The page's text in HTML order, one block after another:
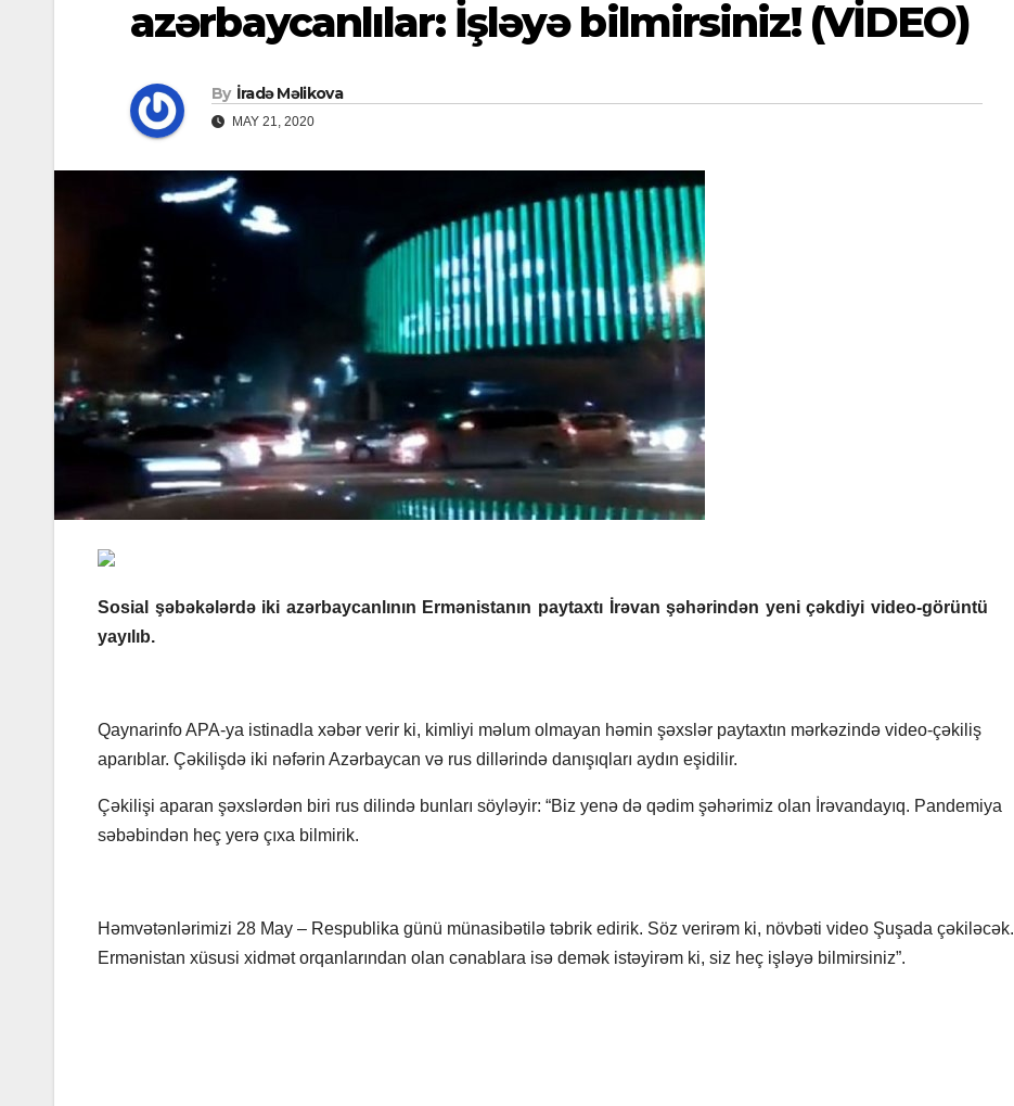
azərbaycanlılar: İşləyə bilmirsiniz! (VİDEO)
By İradə Məlikova
MAY 21, 2020
Sosial şəbəkələrdə iki azərbaycanlının Ermənistanın paytaxtı İrəvan şəhərindən yeni çəkdiyi video-görüntü
yayılıb.
Qaynarinfo APA-ya istinadla xəbər verir ki, kimliyi məlum olmayan həmin şəxslər paytaxtın mərkəzində video-çəkiliş
aparıblar. Çəkilişdə iki nəfərin Azərbaycan və rus dillərində danışıqları aydın eşidilir.
Çəkilişi aparan şəxslərdən biri rus dilində bunları söyləyir: “Biz yenə də qədim şəhərimiz olan İrəvandayıq. Pandemiya
səbəbindən heç yerə çıxa bilmirik.
Həmvətənlərimizi 28 May – Respublika günü münasibətilə təbrik edirik. Söz verirəm ki, növbəti video Şuşada çəkiləcək.
Ermənistan xüsusi xidmət orqanlarından olan cənablara isə demək istəyirəm ki, siz heç işləyə bilmirsiniz”.